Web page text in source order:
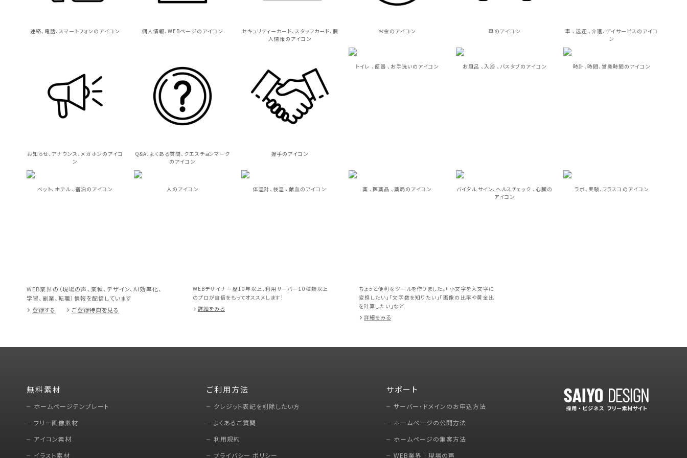
連絡、電話、スマートフォンのアイコン 個人情報、WEBページのアイコン
セキュリティーカード、スタッフカード、個
人情報のアイコン
お金のアイコン 車のアイコン
車 、送迎 、介護、デイサービスのアイコ
ン
お知らせ、アナウンス、メガホンのアイコ
ン
Q&A、よくある質問、クエスチョンマーク
のアイコン
握手のアイコン
トイレ 、便器 、お手洗いのアイコン お風呂 、入浴 、バスタブのアイコン 時計、時間、営業時間のアイコン
ベット、ホテル 、宿泊のアイコン 人のアイコン 体温計、検温 、献血のアイコン 薬 、医薬品 、薬局のアイコン
バイタル サイン、ヘルスチェック 、心臓の
アイコン
ラボ、実験、フラスコのアイコン
WEB業界の（現場の声、業種、デザイン、AI効率化、
学習、副業、転職）情報を配信しています
登録する
ご登録特典を見る
WEBデザイナー歴10年以上、利用サーバー10種類以上
のプロが自信をもってオススメします！
詳細をみる
ちょっと便利なツールを作りました。「小文字を大文字に
変換したい」「文字数を知りたい」「画像の比率や黄金比
を計算したい」など
詳細をみる
無料素材
ホームページテンプレート
フリー画像素材
アイコン素材
イラスト素材
ご利用方法
クレジット表記を削除したい方
よくあるご質問
利用規約
プライバシー ポリシー
サポート
サーバー・ドメインのお申込方法
ホームページの公開方法
ホームページの集客方法
WEB業界｜現場の声